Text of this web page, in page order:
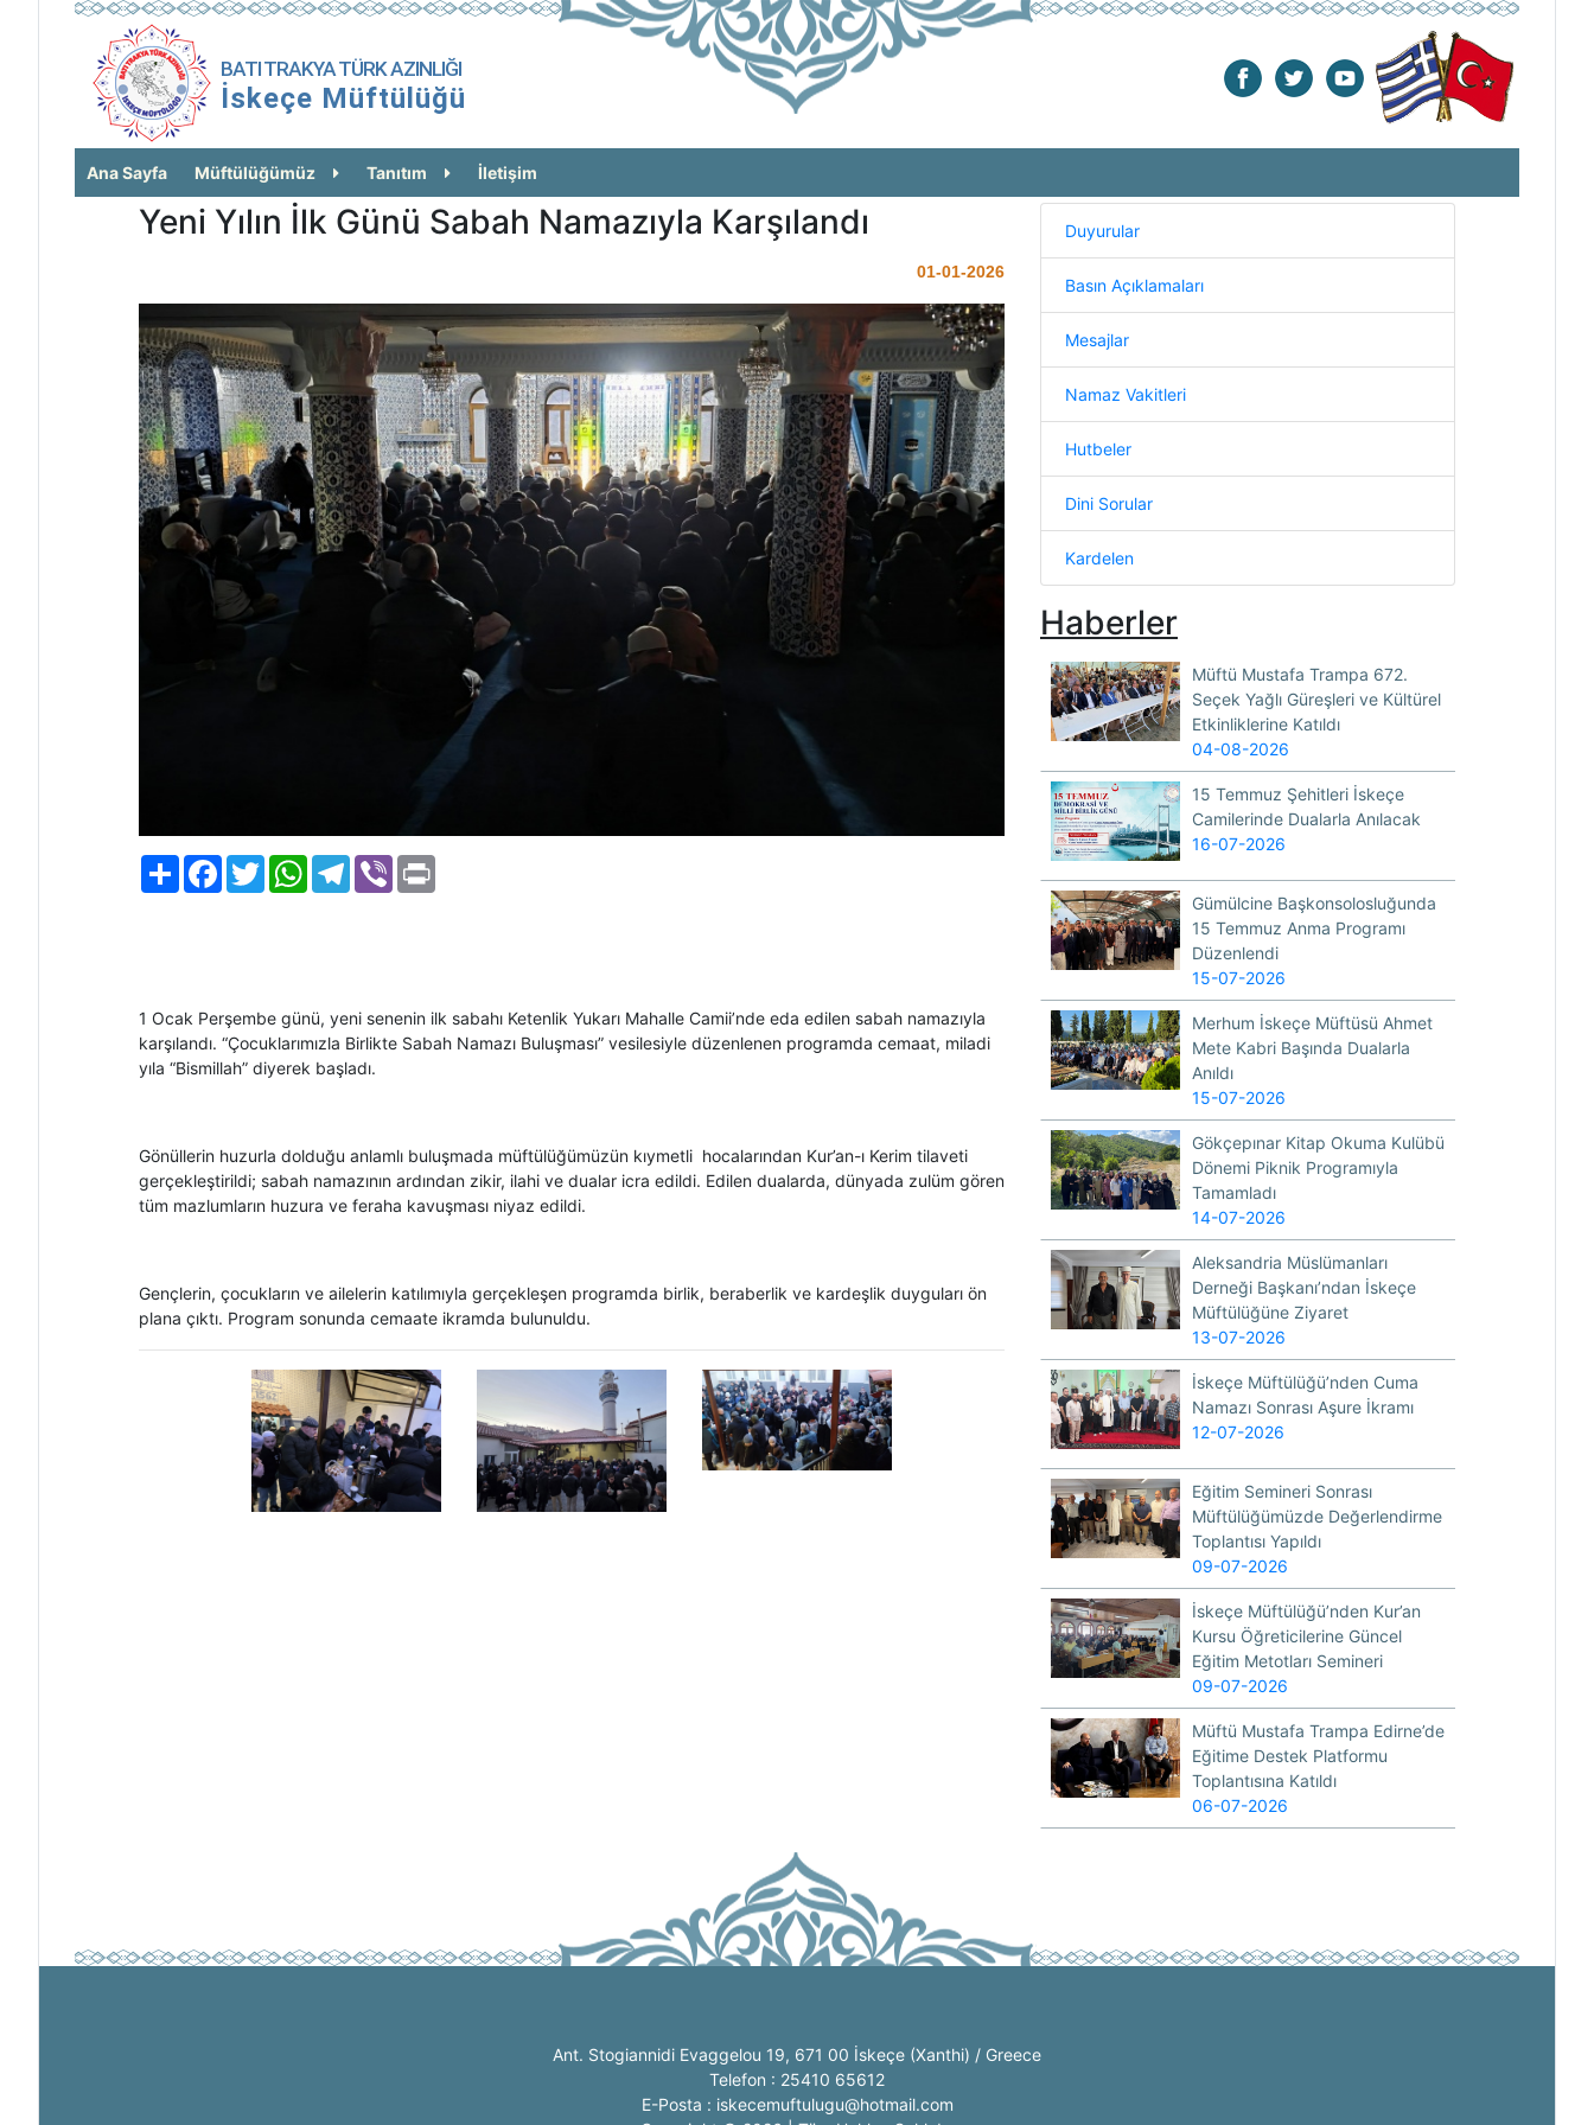
BATI TRAKYA TÜRK AZINLIĞI
İskeçe Müftülüğü
Ana Sayfa Müftülüğümüz Tanıtım İletişim
Yeni Yılın İlk Günü Sabah Namazıyla Karşılandı
01-01-2026
PaylaşFacebook
TwitterWhatsAppTelegram
Viber
1 Ocak Perşembe günü, yeni senenin ilk sabahı Ketenlik Yukarı Mahalle Camii’nde eda edilen sabah namazıyla
karşılandı. “Çocuklarımızla Birlikte Sabah Namazı Buluşması” vesilesiyle düzenlenen programda cemaat, miladi
yıla “Bismillah” diyerek başladı.
Gönüllerin huzurla dolduğu anlamlı buluşmada müftülüğümüzün kıymetli hocalarından Kur’an-ı Kerim tilaveti
gerçekleştirildi; sabah namazının ardından zikir, ilahi ve dualar icra edildi. Edilen dualarda, dünyada zulüm gören
tüm mazlumların huzura ve feraha kavuşması niyaz edildi.
Gençlerin, çocukların ve ailelerin katılımıyla gerçekleşen programda birlik, beraberlik ve kardeşlik duyguları ön
plana çıktı. Program sonunda cemaate ikramda bulunuldu.
Duyurular
Basın Açıklamaları
Mesajlar
Namaz Vakitleri
Hutbeler
Dini Sorular
Kardelen
Haberler
Müftü Mustafa Trampa 672.
Seçek Yağlı Güreşleri ve Kültürel
Etkinliklerine Katıldı
04-08-2026
15 Temmuz Şehitleri İskeçe
Camilerinde Dualarla Anılacak
16-07-2026
Gümülcine Başkonsolosluğunda
15 Temmuz Anma Programı
Düzenlendi
15-07-2026
Merhum İskeçe Müftüsü Ahmet
Mete Kabri Başında Dualarla
Anıldı
15-07-2026
Gökçepınar Kitap Okuma Kulübü
Dönemi Piknik Programıyla
Tamamladı
14-07-2026
Aleksandria Müslümanları
Derneği Başkanı’ndan İskeçe
Müftülüğüne Ziyaret
13-07-2026
İskeçe Müftülüğü’nden Cuma
Namazı Sonrası Aşure İkramı
12-07-2026
Eğitim Semineri Sonrası
Müftülüğümüzde Değerlendirme
Toplantısı Yapıldı
09-07-2026
İskeçe Müftülüğü’nden Kur’an
Kursu Öğreticilerine Güncel
Eğitim Metotları Semineri
09-07-2026
Müftü Mustafa Trampa Edirne’de
Eğitime Destek Platformu
Toplantısına Katıldı
06-07-2026
Ant. Stogiannidi Evaggelou 19, 671 00 İskeçe (Xanthi) / Greece
Telefon : 25410 65612
E-Posta : iskecemuftulugu@hotmail.com